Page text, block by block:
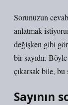
Sorunuzun
anlatmak
değişken gibi
bir sayıdır.
çıkarsak bile, bu
Sayının